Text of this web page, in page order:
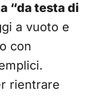
“da testa di
a vuoto e
con
rientrare